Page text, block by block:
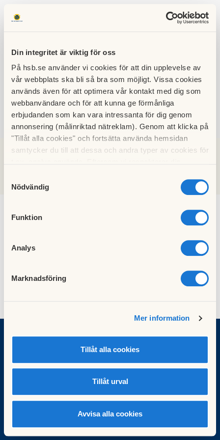
Din integritet är viktig för oss
På hsb.se använder vi cookies för att din upplevelse av
vår webbplats ska bli så bra som möjligt. Vissa cookies
används även för att optimera vår kontakt med dig som
webbanvändare och för att kunna ge förmånliga
erbjudanden som kan vara intressanta för dig genom
annonsering (målinriktad nätreklam). Genom att klicka på
"Tillåt alla cookies" och fortsätta använda hemsidan
samtycker du till att dessa och andra typer av cookies för
cookies och välja att endast tillåta ett urval.
Nödvändig
Funktion
Analys
Marknadsföring
Mer information
Tillåt alla cookies
Tillåt urval
Avvisa alla cookies
HSB BRF
GASVERKET
SÖK LOGGA IN
Cookieinställningar
Redigera hemsida